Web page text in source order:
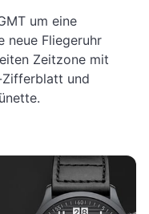
um eine
neue Fliegeruhr
Zeitzone mit
und